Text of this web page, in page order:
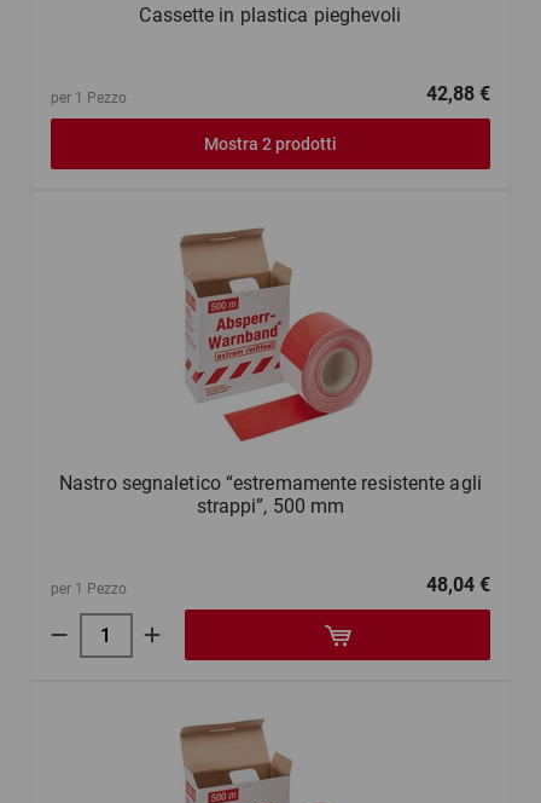
Cassette in plastica pieghevoli
per 1 Pezzo 42,88 €
Mostra 2 prodotti
Nastro segnaletico “estremamente resistente agli
strappi”, 500 mm
per 1 Pezzo 48,04 €